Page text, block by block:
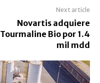
Next article
Novartis adquiere
Tourmaline Bio por 1.4
mil mdd